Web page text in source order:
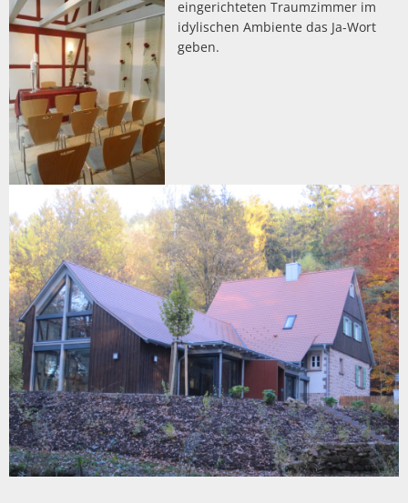
eingerichteten Traumzimmer im
idylischen Ambiente das Ja-Wort
geben.